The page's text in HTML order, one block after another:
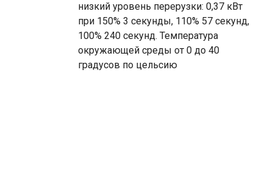
низкий уровень перерузки: 0,37 кВт
при 150% 3 секунды, 110% 57 секунд,
100% 240 секунд. Температура
окружающей среды от 0 до 40
градусов по цельсию